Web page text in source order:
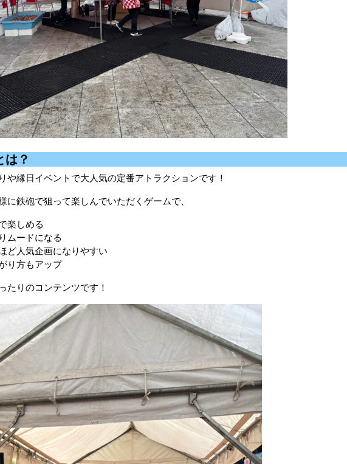
は？
や縁日イベントで大人気の定番アトラクションです！
に鉄砲で狙って楽しんでいただくゲームで、
楽しめる
ムードになる
ど人気企画になりやすい
り方もアップ
たりのコンテンツです！